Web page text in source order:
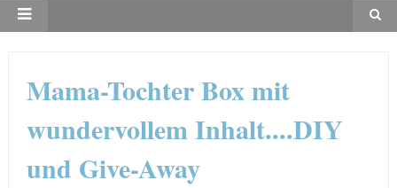
Mama-Tochter Box mit
wundervollem Inhalt....DIY
und Give-Away